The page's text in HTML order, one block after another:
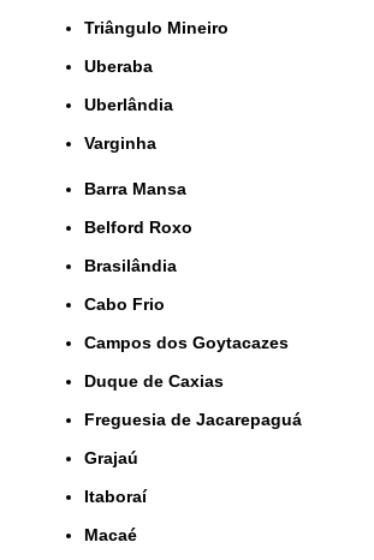
Triângulo Mineiro
Uberaba
Uberlândia
Varginha
Barra Mansa
Belford Roxo
Brasilândia
Cabo Frio
Campos dos Goytacazes
Duque de Caxias
Freguesia de Jacarepaguá
Grajaú
Itaboraí
Macaé